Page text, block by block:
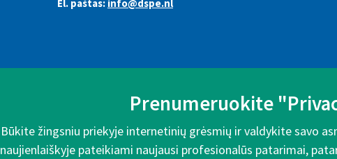
El. paštas: info@dspe.nl
Prenumeruokite
Būkite žingsniu priekyje internetinių grėsmių ir valdykite savo
naujienlaiškyje pateikiami naujausi profesionalūs patarimai,